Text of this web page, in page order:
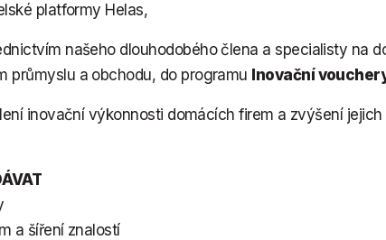
platformy Helas,
našeho dlouhodobého člena a specialisty na
průmyslu a obchodu, do programu Inovační
inovační výkonnosti domácích firem a zvýšení
a šíření znalostí